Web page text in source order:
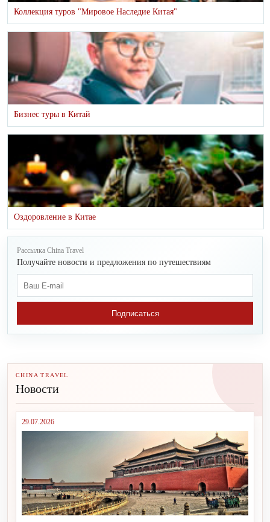
Коллекция туров "Мировое Наследие Китая"
Бизнес туры в Китай
Оздоровление в Китае
Рассылка China Travel
Получайте новости и предложения по путешествиям
Подписаться
CHINA TRAVEL
Новости
29.07.2026